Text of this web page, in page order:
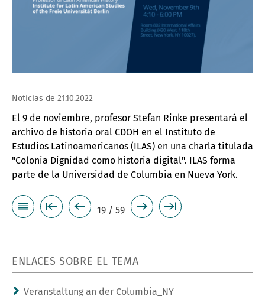
Noticias de 21.10.2022
El 9 de noviembre, profesor Stefan Rinke presentará el
archivo de historia oral CDOH en el Instituto de
Estudios Latinoamericanos (ILAS) en una charla titulada
"Colonia Dignidad como historia digital". ILAS forma
parte de la Universidad de Columbia en Nueva York.
19 / 59
ENLACES SOBRE EL TEMA
Veranstaltung an der Columbia_NY